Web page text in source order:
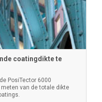
kit levert
voor
uw meter zonder
coatingdikte te
PosiTector 6000
van de totale dikte